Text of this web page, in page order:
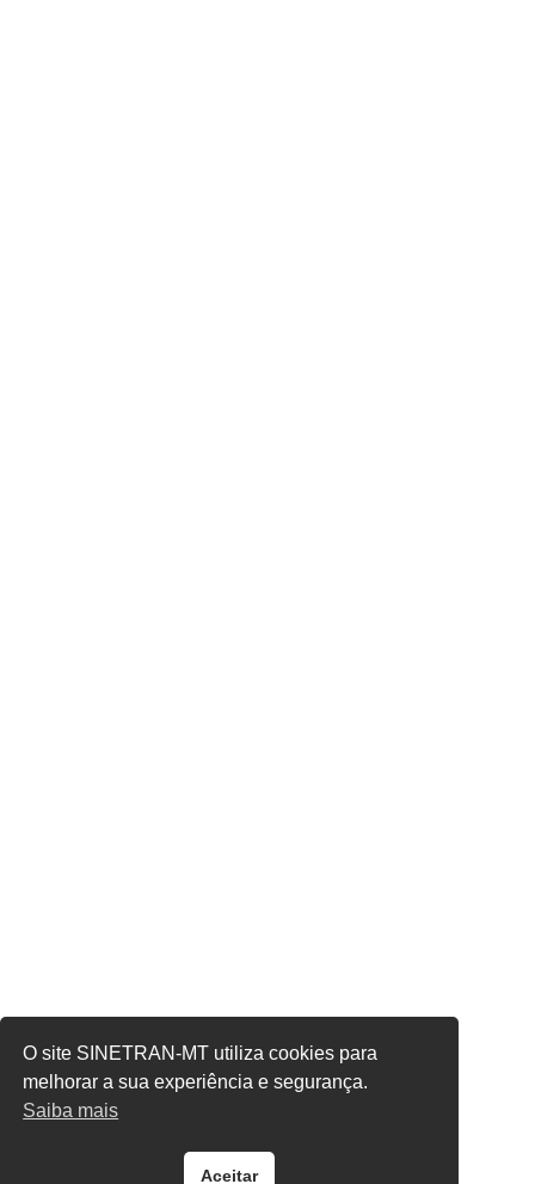
O site SINETRAN-MT utiliza cookies para
melhorar a sua experiência e segurança.
Saiba mais
Aceitar